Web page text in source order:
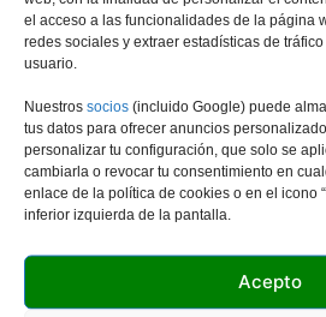
el acceso a las funcionalidades de la página
redes sociales y extraer estadísticas de
usuario.
Nuestros socios (incluido Google) puede
tus datos para ofrecer anuncios
personalizar tu configuración, que solo se
cambiarla o revocar tu consentimiento en
enlace de la política de cookies o en el icono
inferior izquierda de la pantalla.
Acepto
sintonizar con su corazón y
paces con el cambio. Cerrar
enfoque más satisfactorio en
Consejo para el Horóscopo
de relación que desea?
que te gusta, dile a tu pareja